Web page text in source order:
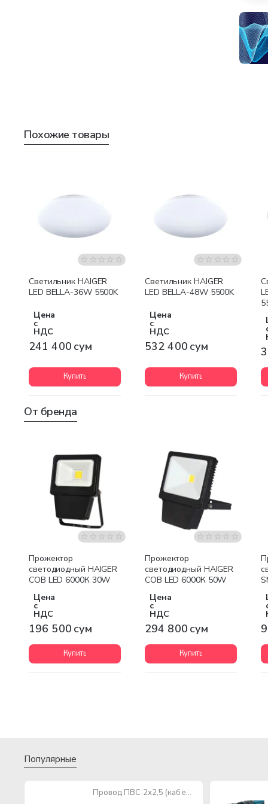
Похожие товары
Светильник HAIGER
LED BELLA-36W 5500K
Цена
с
НДС
241 400 сум
Купить
Светильник HAIGER
LED BELLA-48W 5500K
Цена
с
НДС
532 400 сум
Купить
От бренда
Прожектор
светодиодный HAIGER
COB LED 6000К 30W
Цена
с
НДС
196 500 сум
Купить
Прожектор
светодиодный HAIGER
COB LED 6000К 50W
Цена
с
НДС
294 800 сум
Купить
Популярные
Провод ПВС 2х2,5 (кабель медный многожильный)